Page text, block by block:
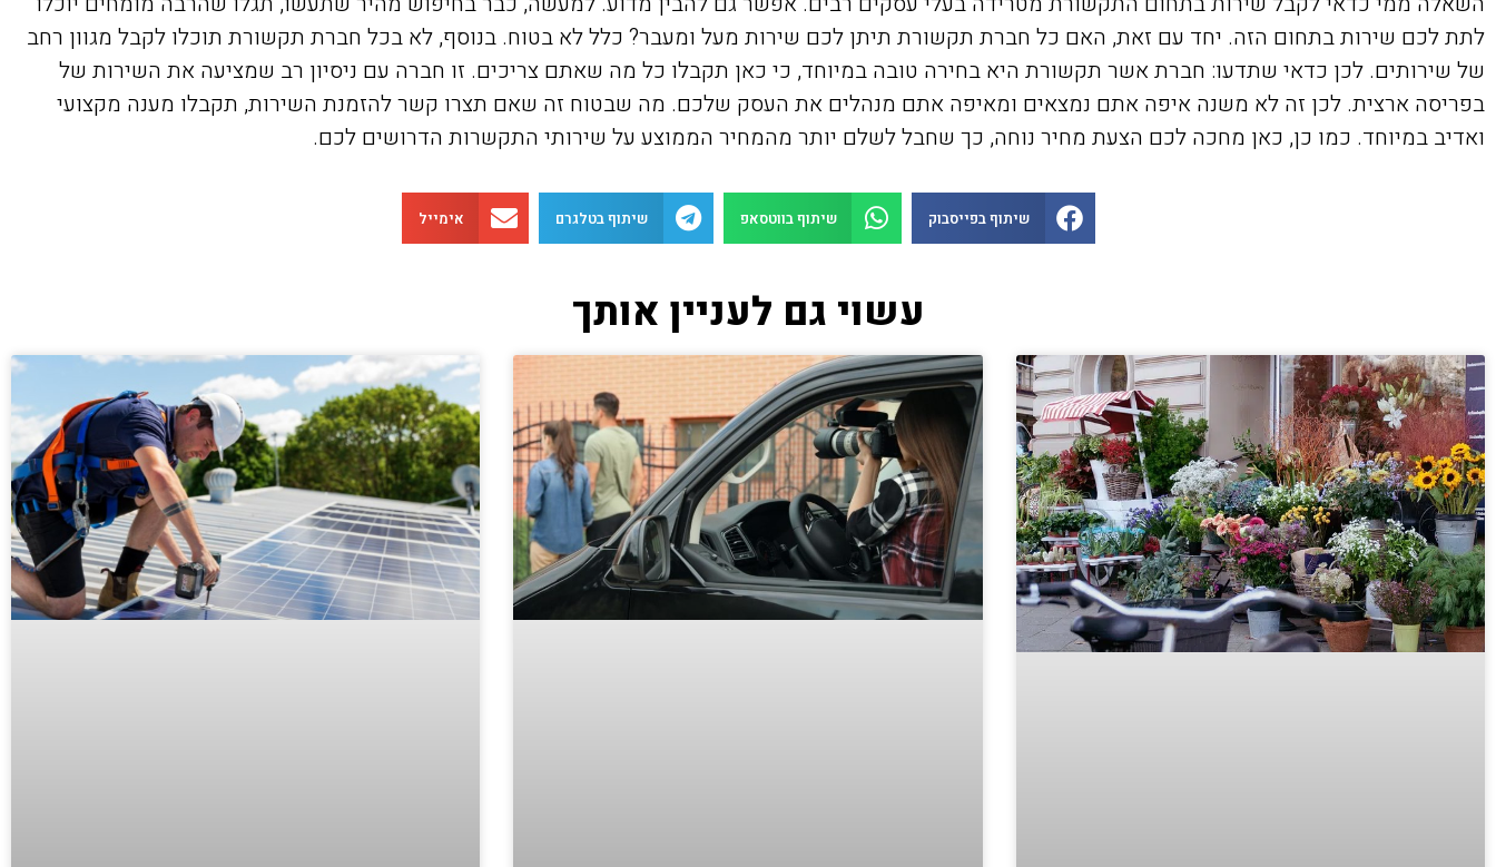
לתת לכם שירות בתחום הזה. יחד עם זאת, האם כל חברת תקשורת תיתן לכם שירות מעל ומעבר? כלל לא בטוח. בנוסף, לא בכל חברת תקשורת תוכלו לקבל מגוון רחב
של שירותים. לכן כדאי שתדעו: חברת אשר תקשורת היא בחירה טובה במיוחד, כי כאן תקבלו כל מה שאתם צריכים. זו חברה עם ניסיון רב שמציעה את השירות של
בפריסה ארצית. לכן זה לא משנה איפה אתם נמצאים ומאיפה אתם מנהלים את העסק שלכם. מה שבטוח זה שאם תצרו קשר להזמנת השירות, תקבלו מענה מקצועי
ואדיב במיוחד. כמו כן, כאן מחכה לכם הצעת מחיר נוחה, כך שחבל לשלם יותר מהמחיר הממוצע על שירותי התקשרות הדרושים לכם.
שיתוף בפייסבוק שיתוף בווטסאפ שיתוף בטלגרם אימייל
עשוי גם לעניין אותך